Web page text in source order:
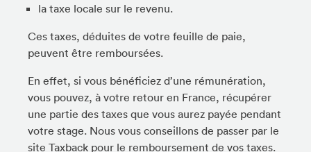
la taxe locale sur le revenu.
Ces taxes, déduites de votre feuille de paie,
peuvent être remboursées.
En effet, si vous bénéficiez d’une rémunération,
vous pouvez, à votre retour en France, récupérer
une partie des taxes que vous aurez payée pendant
votre stage. Nous vous conseillons de passer par le
site Taxback pour le remboursement de vos taxes.